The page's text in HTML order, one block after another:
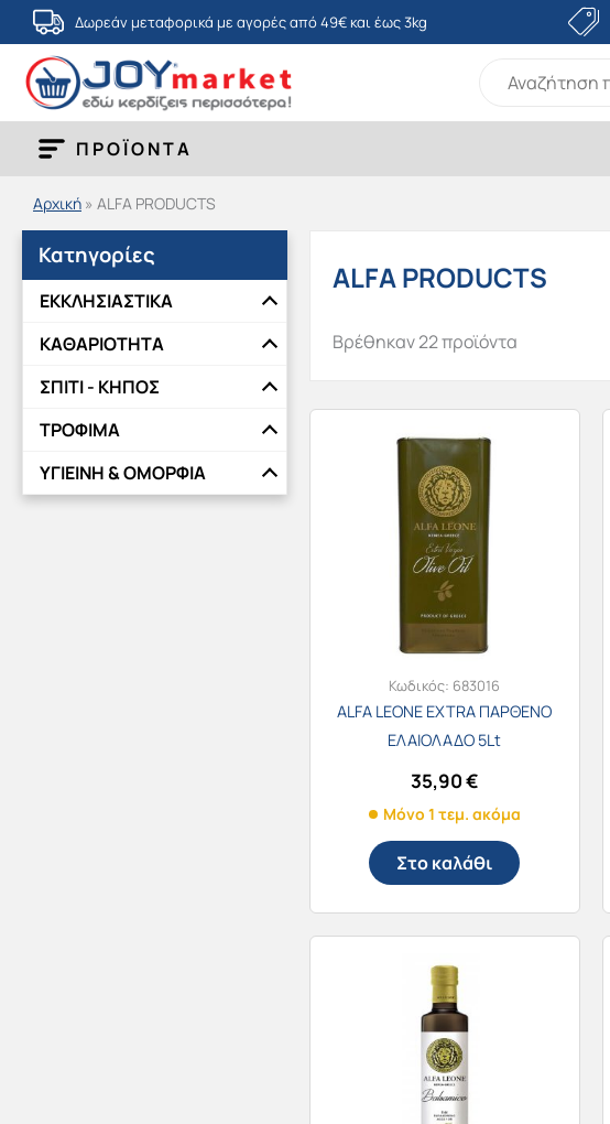
Μετάβαση
στο
περιεχόμενο
Δωρεάν μεταφορικά με αγορές από 49€ και έως 3kg
ΠΡΟΪΟΝΤΑ
Αρχική » ALFA PRODUCTS
Κατηγορίες
ΕΚΚΛΗΣΙΑΣΤΙΚΑ
ΚΑΘΑΡΙΟΤΗΤΑ
ΣΠΙΤΙ - ΚΗΠΟΣ
ΤΡΟΦΙΜΑ
ΥΓΙΕΙΝΗ & ΟΜΟΡΦΙΑ
ALFA PRODUCTS
Βρέθηκαν 22 προϊόντα
Κωδικός: 683016
ALFA LEONE EXTRA ΠΑΡΘΕΝΟ
ΕΛΑΙΟΛΑΔΟ 5Lt
35,90€
Μόνο 1 τεμ. ακόμα
Στο καλάθι